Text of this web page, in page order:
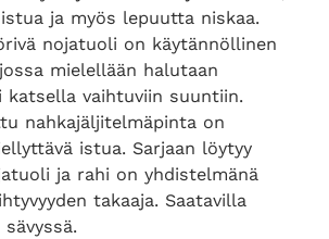
ja myös lepuutta niskaa.
nojatuoli on käytännöllinen
mielellään halutaan
katsella vaihtuviin suuntiin.
nahkajäljitelmäpinta on
istua. Sarjaan löytyy
ja rahi on yhdistelmänä
takaaja. Saatavilla